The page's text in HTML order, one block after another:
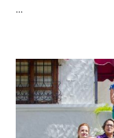
…